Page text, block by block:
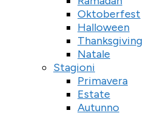
Oktoberfest
Halloween
Thanksgiving
Natale
Stagioni
Primavera
Estate
Autunno